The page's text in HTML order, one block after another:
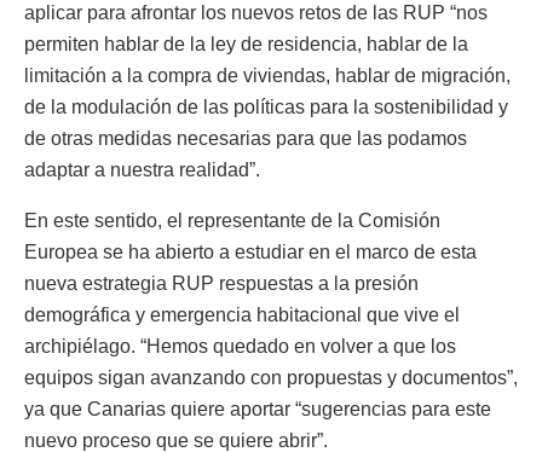
aplicar para afrontar los nuevos retos de las RUP “nos
permiten hablar de la ley de residencia, hablar de la
limitación a la compra de viviendas, hablar de migración,
de la modulación de las políticas para la sostenibilidad y
de otras medidas necesarias para que las podamos
adaptar a nuestra realidad”.
En este sentido, el representante de la Comisión
Europea se ha abierto a estudiar en el marco de esta
nueva estrategia RUP respuestas a la presión
demográfica y emergencia habitacional que vive el
archipiélago. “Hemos quedado en volver a que los
equipos sigan avanzando con propuestas y documentos”,
ya que Canarias quiere aportar “sugerencias para este
nuevo proceso que se quiere abrir”.